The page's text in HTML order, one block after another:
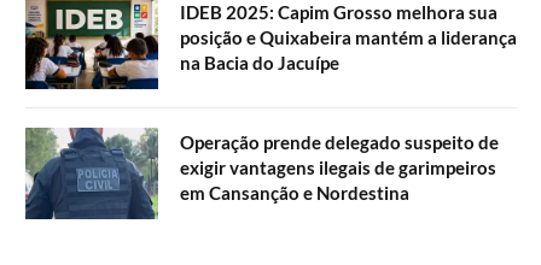
IDEB 2025: Capim Grosso melhora sua
posição e Quixabeira mantém a liderança
na Bacia do Jacuípe
Operação prende delegado suspeito de
exigir vantagens ilegais de garimpeiros
em Cansanção e Nordestina